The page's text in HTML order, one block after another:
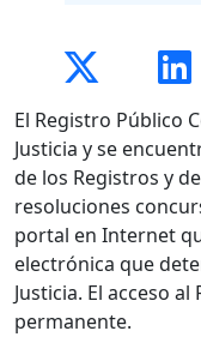
El Registro Público
Justicia y se
de los Registros y
resoluciones
portal en Internet
electrónica que
Justicia. El acceso
permanente.